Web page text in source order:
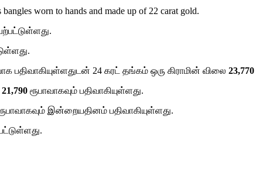
worn to hands and made up of 22 carat gold.
பதிவாகியுள்ளதுடன் 24 கரட் தங்கம் ஒரு கிராமின் விலை 23,770
21,790 ரூபாவாகவும் பதிவாகியுள்ளது.
இன்றையதினம் பதிவாகியுள்ளது.